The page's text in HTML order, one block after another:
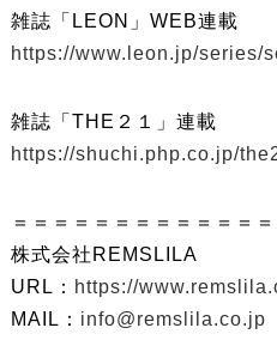
雑誌「LEON」WEB連載
https://www.leon.jp/series/
雑誌「THE２１」連載
https://shuchi.php.co.jp/
＝＝＝＝＝＝＝＝＝＝＝＝
株式会社REMSLILA
URL： https://
MAIL： info@remslila.co.jp